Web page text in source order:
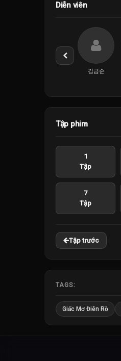
Diễn viên
김금순
Tập phim
1
Tập
7
Tập
Tập trước
TAGS:
Giấc Mơ Điên Rồ